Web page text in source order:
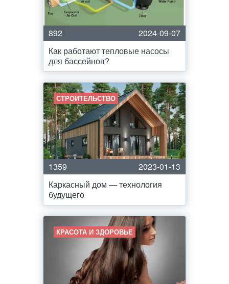
892
2024-09-07
Как работают тепловые насосы
для бассейнов?
СТРОИТЕЛЬСТВО
1359
2023-01-13
Каркасный дом — технология
будущего
КРАСОТА И ЗДОРОВЬЕ